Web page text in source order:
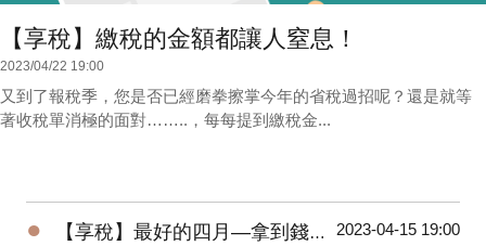
【享稅】繳稅的金額都讓人窒息！
2023/04/22 19:00
又到了報稅季，您是否已經磨拳擦掌今年的省稅過招呢？還是就等
著收稅單消極的面對……..，每每提到繳稅金...
● 【享稅】最好的四月—拿到錢又全民大減稅 2023-04-15 19:00